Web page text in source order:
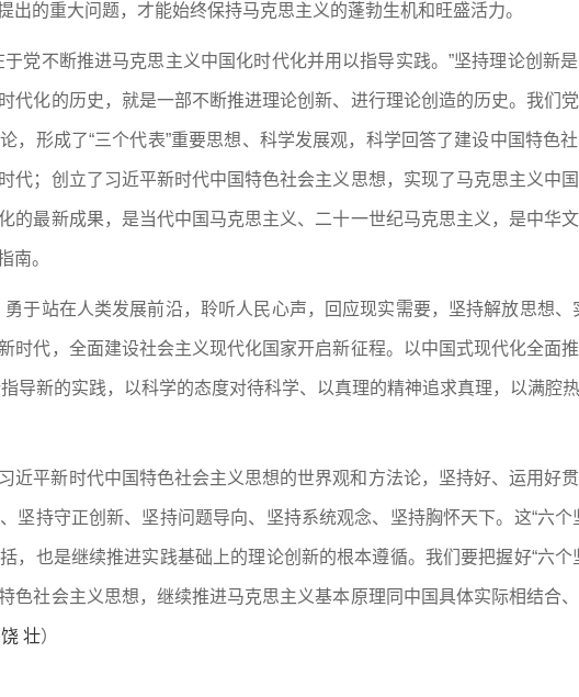
的重大问题，才能始终保持马克思主义的蓬勃生机和旺盛活力。
党不断推进马克思主义中国化时代化并用以指导实践。”坚持理论创新
代化的历史，就是一部不断推进理论创新、进行理论创造的历史。我们
，形成了“三个代表”重要思想、科学发展观，科学回答了建设中国特色
代；创立了习近平新时代中国特色社会主义思想，实现了马克思主义中
的最新成果，是当代中国马克思主义、二十一世纪马克思主义，是中华
南。
于站在人类发展前沿，聆听人民心声，回应现实需要，坚持解放思想、
时代，全面建设社会主义现代化国家开启新征程。以中国式现代化全面
导新的实践，以科学的态度对待科学、以真理的精神追求真理，以满腔
近平新时代中国特色社会主义思想的世界观和方法论，坚持好、运用好
坚持守正创新、坚持问题导向、坚持系统观念、坚持胸怀天下。这“六个
，也是继续推进实践基础上的理论创新的根本遵循。我们要把握好“六个
色社会主义思想，继续推进马克思主义基本原理同中国具体实际相结合
壮）